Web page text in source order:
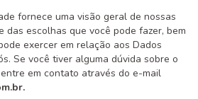
fornece uma visão geral de nossas
das escolhas que você pode fazer, bem
exercer em relação aos Dados
Se você tiver alguma dúvida sobre o
em contato através do e-mail
.